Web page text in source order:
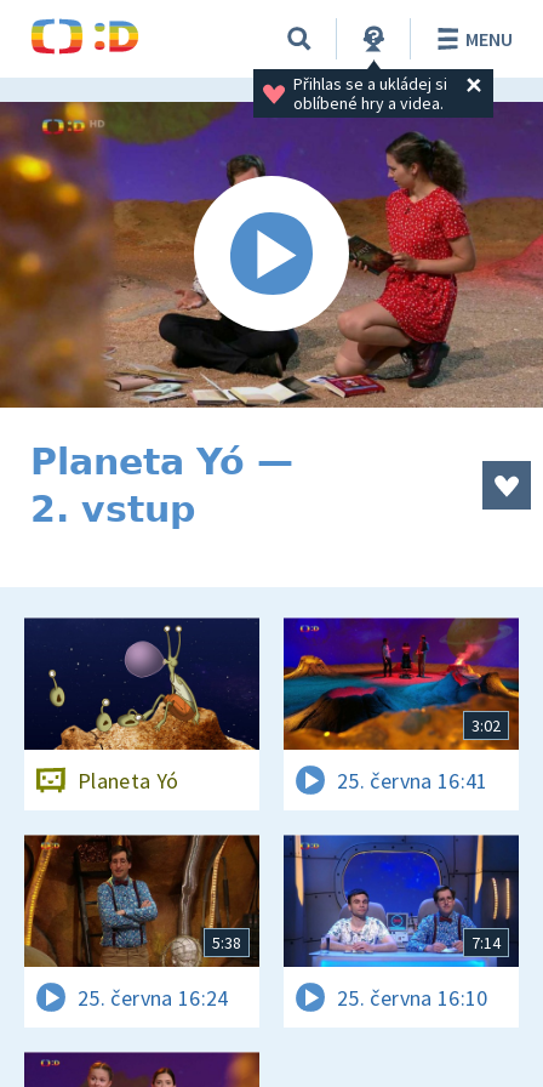
Přihlas se a ukládej si
oblíbené hry a videa.
MENU
Planeta Yó —
2. vstup
Planeta Yó
3:02
25. června 16:41
5:38
25. června 16:24
7:14
25. června 16:10